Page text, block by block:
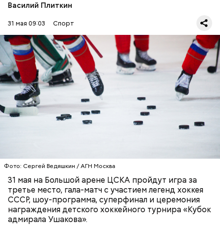
Василий Плиткин
31 мая 09:03 Спорт
Фото: Сергей Ведяшкин / АГН Москва
31 мая на Большой арене ЦСКА пройдут игра за
третье место, гала-матч с участием легенд хоккея
СССР, шоу-программа, суперфинал и церемония
награждения детского хоккейного турнира «Кубок
адмирала Ушакова».
— Кубок адмирала Ушакова объединяет команды
из разных регионов страны. Турнир выстроен как
статуса команды. Здесь важны не громкие
названия, а уровень игры, характер и желание
расти. Именно такой подход делает соревнования
доступными, конкурентными и по-настоящему
значимыми для участников, — отметили
организаторы турнира.
Турнир проходил на ледовой арене «Южный лeд»,
а решающие матчи — на Малой и Большой аренах
ЦСКА.
ХОККЕЙ ДЕТИ